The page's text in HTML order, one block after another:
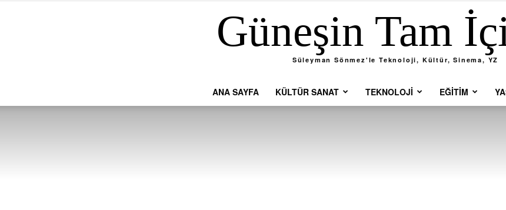
Güneşin Tam
Süleyman Sönmez'le Teknoloji, Kültür, Sinema, YZ
ANA SAYFA KÜLTÜR SANAT TEKNOLOJI EĞITIM